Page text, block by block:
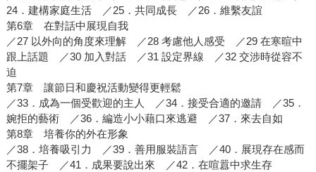
24．建構家庭生活 ／25．共同成長 ／26．維繫友誼
第6章 在對話中展現自我
／27 以外向的角度來理解 ／28 考慮他人感受 ／29 在寒暄中
跟上話題 ／30 加入對話 ／31 設定界線 ／32 交涉時從容不
迫
第7章 讓節日和慶祝活動變得更輕鬆
／33．成為一個受歡迎的主人 ／34．接受合適的邀請 ／35．
婉拒的藝術 ／36．編造小小藉口來逃避 ／37．來去自如
第8章 培養你的外在形象
／38．培養吸引力 ／39．善用服裝語言 ／40．展現存在感而
不擺架子 ／41．成果要說出來 ／42．在喧囂中求生存